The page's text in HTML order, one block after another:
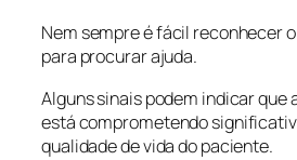
Nem sempre é fácil reconhecer
para procurar ajuda.
Alguns sinais podem indicar que
está comprometendo
qualidade de vida do paciente.